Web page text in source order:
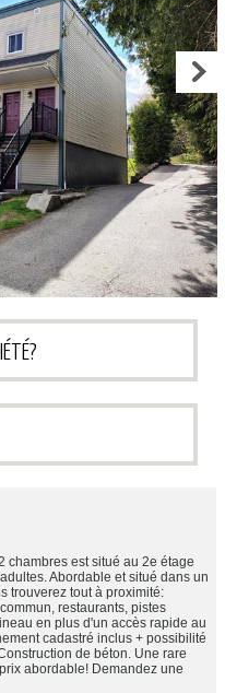
chambres est situé au 2e étage
Abordable et situé dans un
trouverez tout à proximité:
restaurants, pistes
en plus d'un accès rapide au
cadastré inclus + possibilité
de béton. Une rare
abordable! Demandez une